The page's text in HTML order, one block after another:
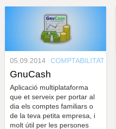
05.09.2014 COMPTABILITAT
GnuCash
Aplicació multiplataforma
que et serveix per portar al
dia els comptes familiars o
de la teva petita empresa, i
molt útil per les persones